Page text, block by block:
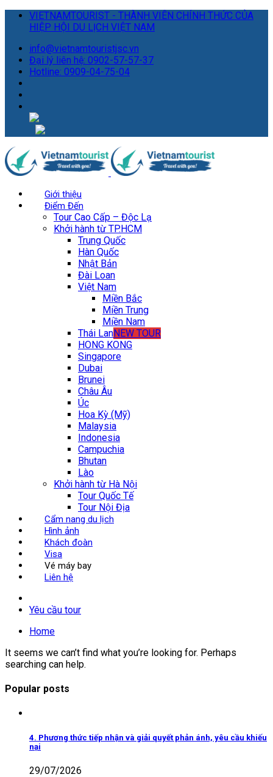
VIETNAMTOURIST - THÀNH VIÊN CHÍNH THỨC CỦA
HIỆP HỘI DU LỊCH VIỆT NAM
info@vietnamtouristjsc.vn
Đại lý liên hệ: 0902-57-57-37
Hotline: 0909-04-75-04
Giới thiệu
Điểm Đến
Tour Cao Cấp – Độc Lạ
Khởi hành từ TP.HCM
Trung Quốc
Hàn Quốc
Nhật Bản
Đài Loan
Việt Nam
Miền Bắc
Miền Trung
Miền Nam
Thái LanNEW TOUR
HONG KONG
Singapore
Dubai
Brunei
Châu Âu
Úc
Hoa Kỳ (Mỹ)
Malaysia
Indonesia
Campuchia
Bhutan
Lào
Khởi hành từ Hà Nội
Tour Quốc Tế
Tour Nội Địa
Cẩm nang du lịch
Hình ảnh
Khách đoàn
Visa
Vé máy bay
Liên hệ
Yêu cầu tour
Home
It seems we can’t find what you’re looking for. Perhaps
searching can help.
Popular posts
4. Phương thức tiếp nhận và giải quyết phản ánh, yêu cầu khiếu
nại
29/07/2026